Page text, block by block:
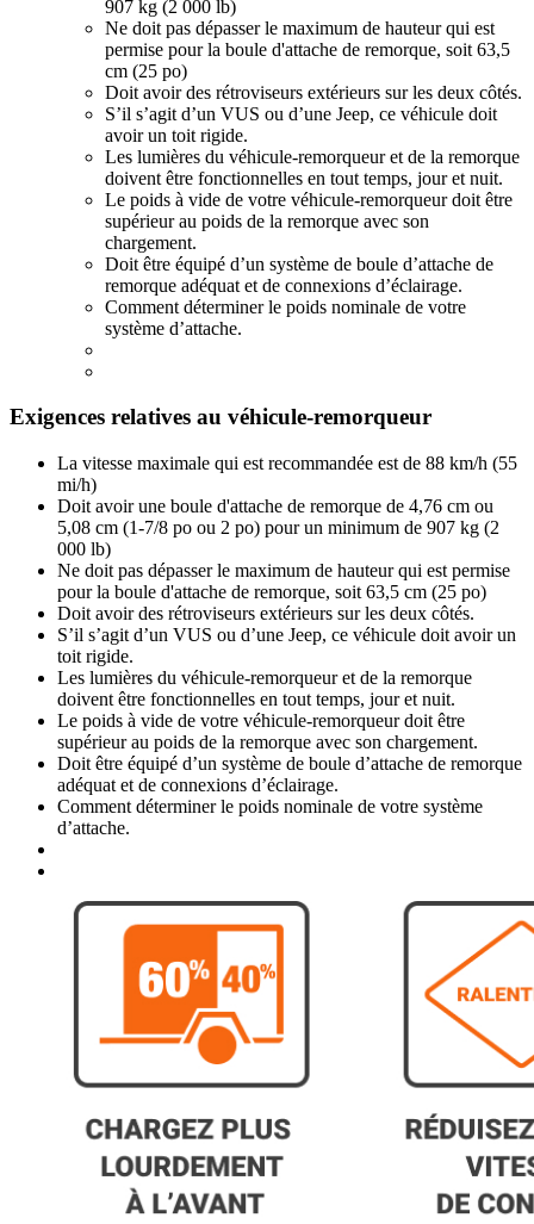
907 kg (2 000 lb)
Ne doit pas dépasser le maximum de hauteur qui est
permise pour la boule d'attache de remorque, soit 63,5
cm (25 po)
Doit avoir des rétroviseurs extérieurs sur les deux côtés.
S’il s’agit d’un VUS ou d’une Jeep, ce véhicule doit
avoir un toit rigide.
Les lumières du véhicule-remorqueur et de la remorque
doivent être fonctionnelles en tout temps, jour et nuit.
Le poids à vide de votre véhicule-remorqueur doit être
supérieur au poids de la remorque avec son
chargement.
Doit être équipé d’un système de boule d’attache de
remorque adéquat et de connexions d’éclairage.
Comment déterminer le poids nominale de votre
système d’attache.
Exigences relatives au véhicule-remorqueur
La vitesse maximale qui est recommandée est de 88 km/h (55
mi/h)
Doit avoir une boule d'attache de remorque de 4,76 cm ou
5,08 cm (1-7/8 po ou 2 po) pour un minimum de 907 kg (2
000 lb)
Ne doit pas dépasser le maximum de hauteur qui est permise
pour la boule d'attache de remorque, soit 63,5 cm (25 po)
Doit avoir des rétroviseurs extérieurs sur les deux côtés.
S’il s’agit d’un VUS ou d’une Jeep, ce véhicule doit avoir un
toit rigide.
Les lumières du véhicule-remorqueur et de la remorque
doivent être fonctionnelles en tout temps, jour et nuit.
Le poids à vide de votre véhicule-remorqueur doit être
supérieur au poids de la remorque avec son chargement.
Doit être équipé d’un système de boule d’attache de remorque
adéquat et de connexions d’éclairage.
Comment déterminer le poids nominale de votre système
d’attache.